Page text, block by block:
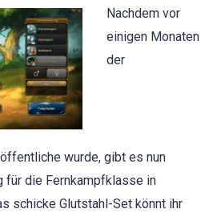
Nachdem vor
einigen Monaten
der
wurde, gibt es nun
für die Fernkampfklasse in
schicke Glutstahl-Set könnt ihr